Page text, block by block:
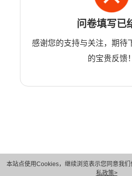
本站点使用Cookies，继续浏览表示您同意我们
私政策>
问卷填写已
感谢您的支持与关注，期待
的宝贵反馈！
版权所有 © 华为技术有限公司 1998-2026。 保